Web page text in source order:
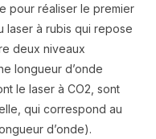
pour réaliser le premier
laser à rubis qui repose
deux niveaux
longueur d’onde
le laser à CO2, sont
qui correspond au
d’onde).